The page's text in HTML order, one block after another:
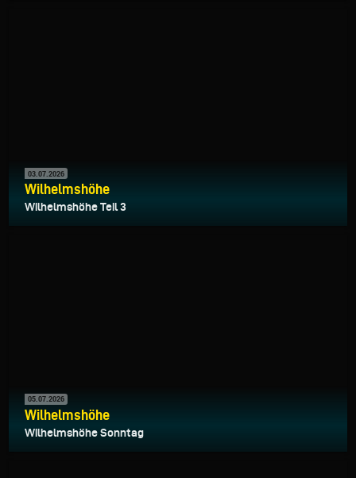
03.07.2026
Wilhelmshöhe
Wilhelmshöhe Teil 3
05.07.2026
Wilhelmshöhe
Wilhelmshöhe Sonntag